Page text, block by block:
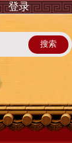
登录